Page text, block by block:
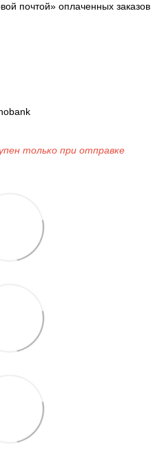
почтой» оплаченных заказов
только при отправке